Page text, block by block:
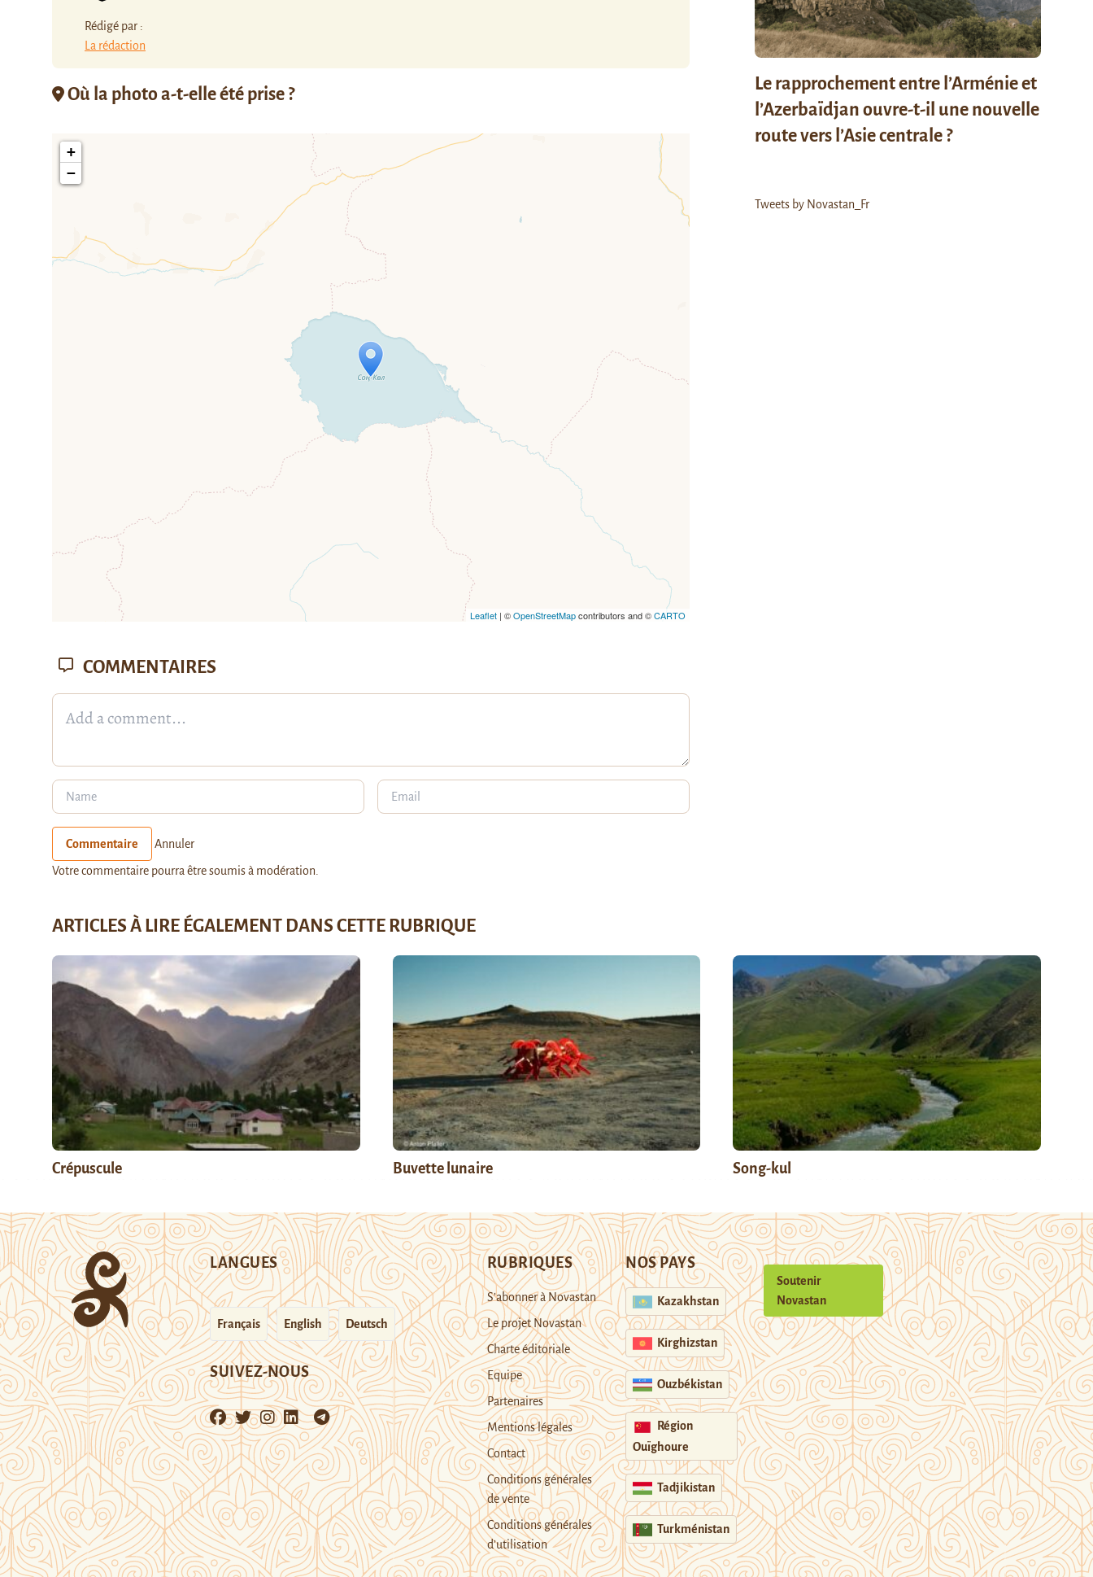
Rédigé par :
La rédaction
Où la photo a-t-elle été prise ?
Travelers' Map is loading...
If you see this after your page is loaded completely, leafletJS files are
+
−
Leaflet | ©OpenStreetMapcontributors and ©CARTO
Le rapprochement entre l’Arménie et
l’Azerbaïdjan ouvre-t-il une nouvelle
route vers l’Asie centrale ?
Tweets by Novastan_Fr
COMMENTAIRES
Commentaire Annuler
Votre commentaire pourra être soumis à modération.
ARTICLES À LIRE ÉGALEMENT DANS CETTE RUBRIQUE
Crépuscule Buvette lunaire Song-kul
LANGUES
Français English Deutsch
SUIVEZ-NOUS
RUBRIQUES
S’abonner à Novastan
Le projet Novastan
Charte éditoriale
Equipe
Partenaires
Mentions légales
Contact
Conditions générales
de vente
Conditions générales
d’utilisation
NOS PAYS
Kazakhstan
Kirghizstan
Ouzbékistan
Région
Ouïghoure
Tadjikistan
Turkménistan
Soutenir
Novastan